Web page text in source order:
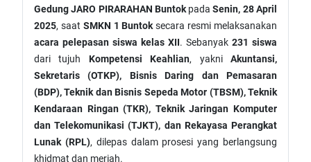
Gedung JARO PIRARAHAN BuntokpadaSenin, 28 April
2025, saat SMKN 1 Buntok secara resmi melaksanakan
acara pelepasan siswa kelas XII. Sebanyak 231 siswa
dari tujuh Kompetensi Keahlian, yakniAkuntansi,
Sekretaris (OTKP), Bisnis Daring dan Pemasaran
(BDP), Teknik dan Bisnis Sepeda Motor (TBSM), Teknik
Kendaraan Ringan (TKR), Teknik Jaringan Komputer
dan Telekomunikasi (TJKT), dan Rekayasa Perangkat
Lunak (RPL), dilepas dalam prosesi yang berlangsung
khidmat dan meriah.